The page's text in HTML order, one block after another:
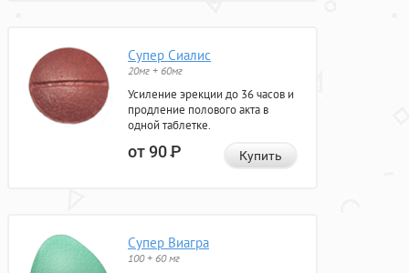
Супер Сиалис
20мг + 60мг
Усиление эрекции до 36 часов и
продление полового акта в
одной таблетке.
от 90Р Купить
Супер Виагра
100 + 60 мг